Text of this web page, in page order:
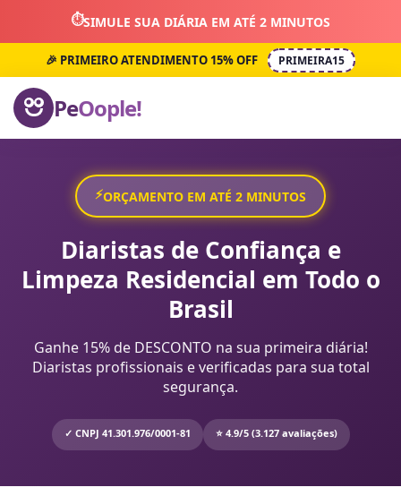
⏱️SIMULE SUA DIÁRIA EM ATÉ 2 MINUTOS
🎉 PRIMEIRO ATENDIMENTO 15% OFF PRIMEIRA15
PeOople!
⚡ORÇAMENTO EM ATÉ 2 MINUTOS
Diaristas de Confiança e
Limpeza Residencial em Todo o
Brasil
Ganhe 15% de DESCONTO na sua primeira diária!
Diaristas profissionais e verificadas para sua total
segurança.
✓ CNPJ 41.301.976/0001-81 ⭐ 4.9/5 (3.127 avaliações)